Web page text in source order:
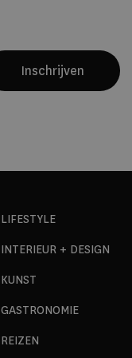
Inschrijven
LIFESTYLE
INTERIEUR + DESIGN
KUNST
GASTRONOMIE
REIZEN